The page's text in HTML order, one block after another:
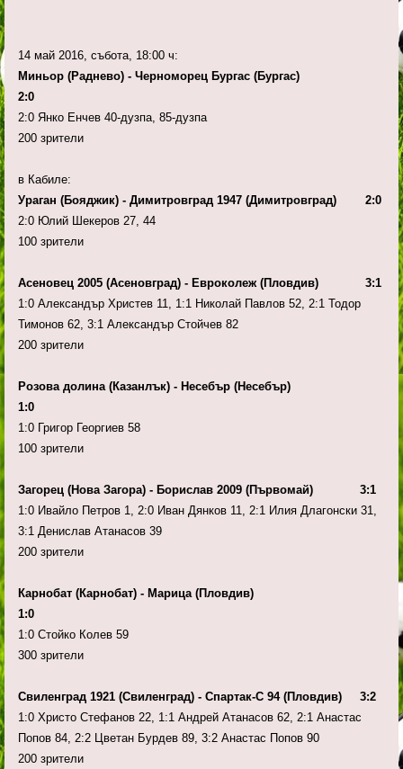
14 май 2016, събота, 18:00 ч:
Миньор (Раднево) - Черноморец Бургас (Бургас)
2:0
2:0 Янко Енчев 40-дузпа, 85-дузпа
200 зрители
в Кабиле:
Ураган (Бояджик) - Димитровград 1947 (Димитровград) 2:0
2:0 Юлий Шекеров 27, 44
100 зрители
Асеновец 2005 (Асеновград) - Евроколеж (Пловдив) 3:1
1:0 Александър Христев 11, 1:1 Николай Павлов 52, 2:1 Тодор
Тимонов 62, 3:1 Александър Стойчев 82
200 зрители
Розова долина (Казанлък) - Несебър (Несебър)
1:0
1:0 Григор Георгиев 58
100 зрители
Загорец (Нова Загора) - Борислав 2009 (Първомай) 3:1
1:0 Ивайло Петров 1, 2:0 Иван Дянков 11, 2:1 Илия Длагонски 31,
3:1 Денислав Атанасов 39
200 зрители
Карнобат (Карнобат) - Марица (Пловдив)
1:0
1:0 Стойко Колев 59
300 зрители
Свиленград 1921 (Свиленград) - Спартак-С 94 (Пловдив) 3:2
1:0 Христо Стефанов 22, 1:1 Андрей Атанасов 62, 2:1 Анастас
Попов 84, 2:2 Цветан Бурдев 89, 3:2 Анастас Попов 90
200 зрители